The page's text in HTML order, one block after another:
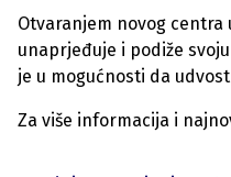
Otvaranjem novog centra
unaprjeđuje i podiže
je u mogućnosti da
Za više informacija i